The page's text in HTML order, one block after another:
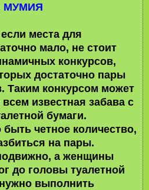
МУМИЯ
места для
мало, не стоит
конкурсов,
достаточно пары
Таким конкурсом может
известная забава с
бумаги.
четное количество,
на пары.
а женщины
до головы туалетной
выполнить